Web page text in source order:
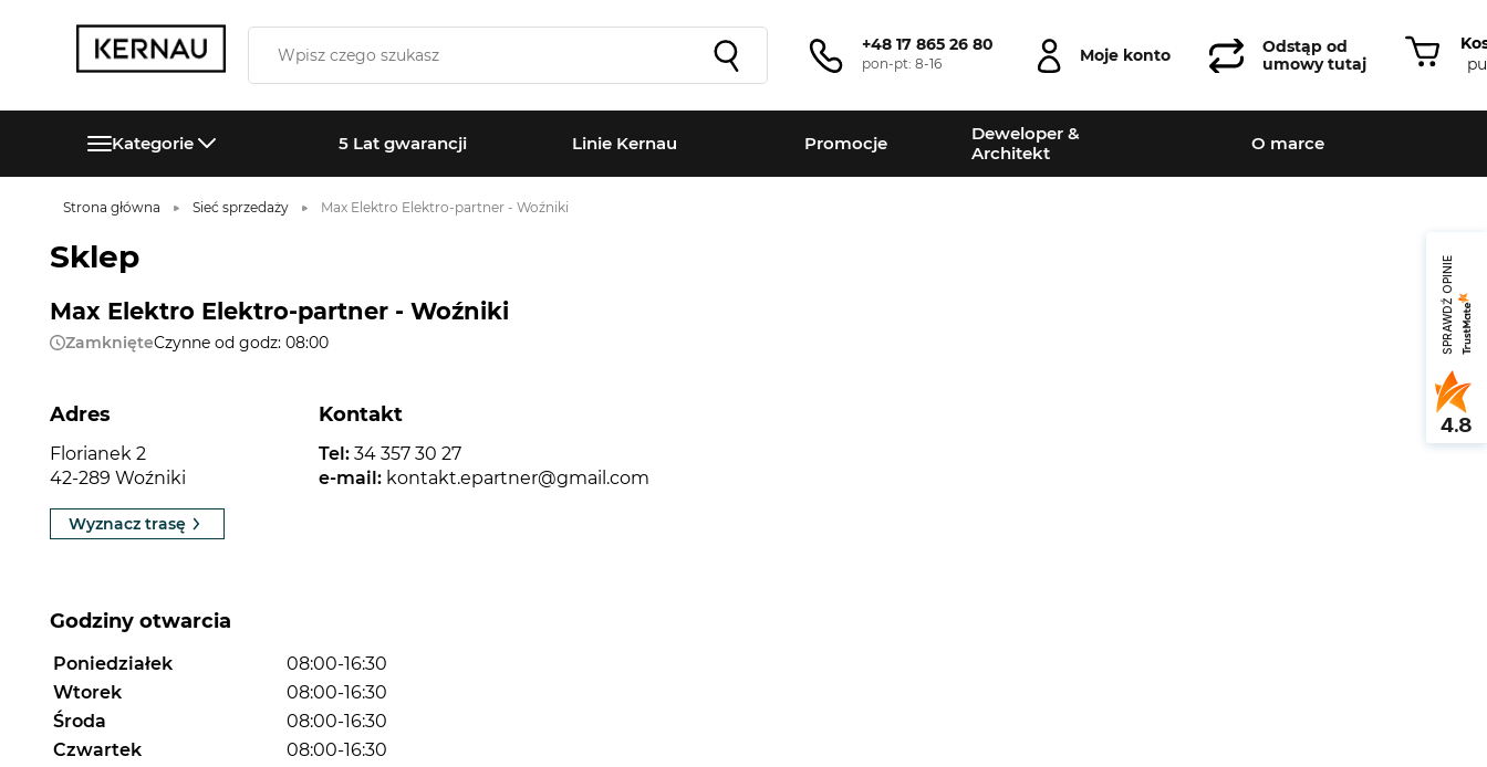
+48 17 865 26 80
pon-pt: 8-16 Moje konto
Odstąp od
umowy tutaj
Kategorie 5 Lat gwarancji Linie Kernau Promocje
Deweloper &
Architekt
O marce
Strona główna Sieć sprzedaży Max Elektro Elektro-partner - Woźniki
Sklep
Max Elektro Elektro-partner - Woźniki
ZamknięteCzynne od godz: 08:00
Adres
Florianek 2
42-289 Woźniki
Wyznacz trasę
Kontakt
Tel: 34 357 30 27
e-mail: kontakt.epartner@gmail.com
Godziny otwarcia
Poniedziałek
08:00-16:30
Wtorek
08:00-16:30
Środa
08:00-16:30
Czwartek
08:00-16:30
SPRAWDŹ OPINIE
4.8